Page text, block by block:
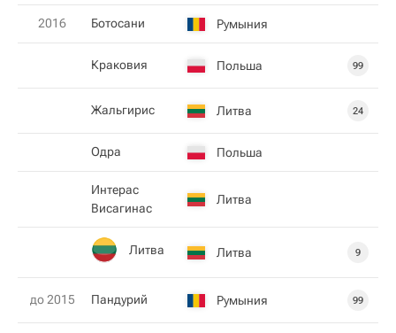
2016 Ботосани Румыния
Краковия Польша 99
Жальгирис Литва 24
Одра Польша
Интерас
Висагинас
Литва
Литва Литва 9
до 2015 Пандурий Румыния 99